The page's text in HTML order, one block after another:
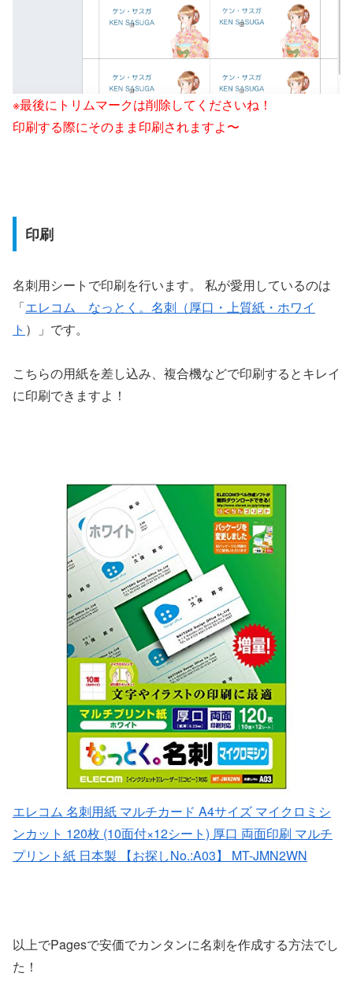
※最後にトリムマークは削除してくださいね！
印刷する際にそのまま印刷されますよ〜
印刷
名刺用シートで印刷を行います。 私が愛用しているのは
「エレコム なっとく。名刺（厚口・上質紙・ホワイ
ト ）」です。
こちらの用紙を差し込み、複合機などで印刷するとキレイ
に印刷できますよ！
エレコム 名刺用紙 マルチカード A4サイズ マイクロミシ
ンカット 120枚 (10面付×12シート) 厚口 両面印刷 マルチ
プリント紙 日本製 【お探しNo.:A03】 MT-JMN2WN
以上でPagesで安価でカンタンに名刺を作成する方法でし
た！